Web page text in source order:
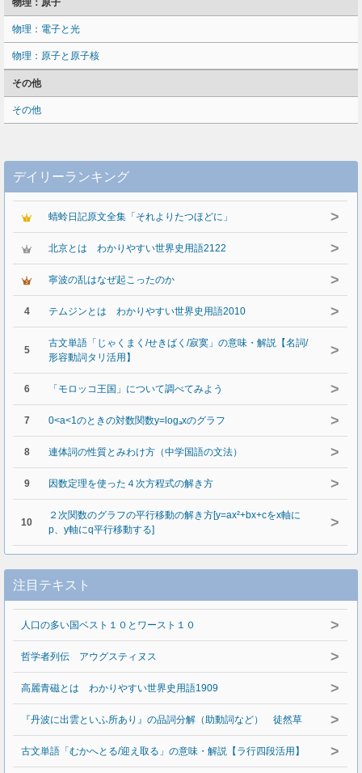
物理：原子
物理：電子と光
物理：原子と原子核
その他
その他
デイリーランキング
蜻蛉日記原文全集「それよりたつほどに」 >
北京とは わかりやすい世界史用語2122 >
寧波の乱はなぜ起こったのか >
4 テムジンとは わかりやすい世界史用語2010 >
5
古文単語「じゃくまく/せきばく/寂寞」の意味・解説【名詞/
形容動詞タリ活用】
>
6 「モロッコ王国」について調べてみよう >
7 0<a<1のときの対数関数y=logₐxのグラフ >
8 連体詞の性質とみわけ方（中学国語の文法） >
9 因数定理を使った４次方程式の解き方 >
10
２次関数のグラフの平行移動の解き方[y=ax²+bx+cをx軸に
p、y軸にq平行移動する]
>
注目テキスト
人口の多い国ベスト１０とワースト１０ >
哲学者列伝 アウグスティヌス >
高麗青磁とは わかりやすい世界史用語1909 >
『丹波に出雲といふ所あり』の品詞分解（助動詞など） 徒然草 >
古文単語「むかへとる/迎え取る」の意味・解説【ラ行四段活用】 >